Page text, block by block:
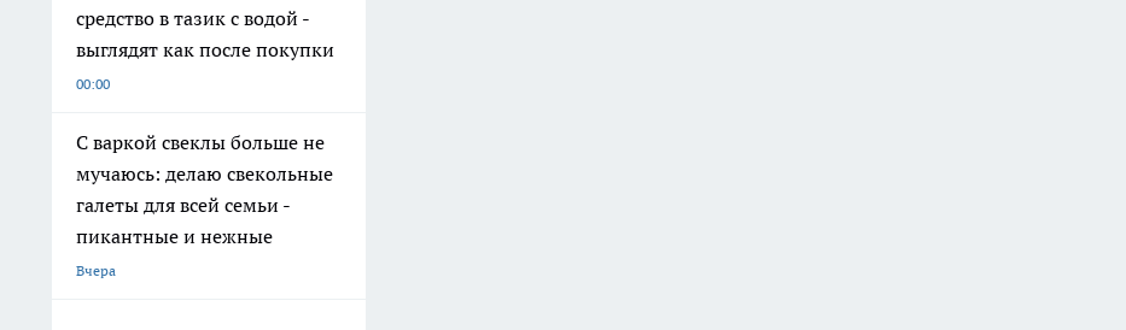
средство в тазик с водой -
выглядят как после покупки
00:00
С варкой свеклы больше не
мучаюсь: делаю свекольные
галеты для всей семьи -
пикантные и нежные
Вчера